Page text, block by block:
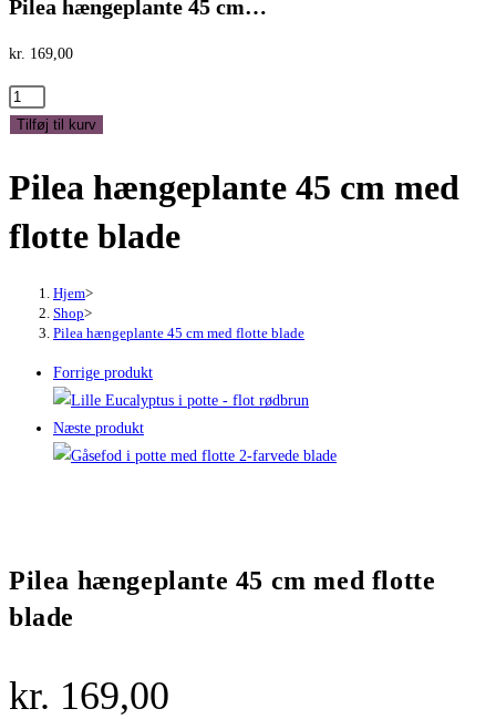
Pilea hængeplante 45 cm…
kr. 169,00
Pilea
hængeplante
cm
flotte
Tilføj til kurv
Pilea hængeplante 45 cm med
flotte blade
Hjem>
Shop>
Pilea hængeplante 45 cm med flotte blade
Forrige produkt
Næste produkt
Pilea hængeplante 45 cm med flotte
blade
kr. 169,00